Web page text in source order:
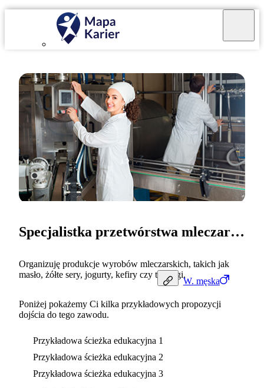
W. męska
Specjalistka przetwórstwa mleczarskiego
Organizuję produkcje wyrobów mleczarskich, takich jak
masło, żółte sery, jogurty, kefiry czy twarogi.
Poniżej pokażemy Ci kilka przykładowych propozycji
dojścia do tego zawodu.
Przykładowa ścieżka edukacyjna 1
Przykładowa ścieżka edukacyjna 2
Przykładowa ścieżka edukacyjna 3